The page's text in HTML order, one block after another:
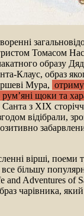
Томасом
образу
Клаус, образ
Мура,
щоки та
з ХІХ
відібрали,
вірші, поеми
більшу
and Adventures of
чарівника, який